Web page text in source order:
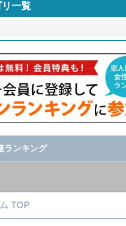
一覧
ランキング
TOP